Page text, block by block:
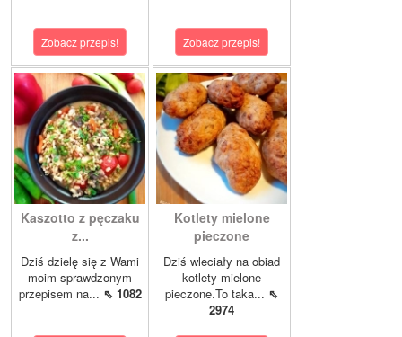
Zobacz przepis! Zobacz przepis!
Kaszotto z pęczaku
z...
Dziś dzielę się z Wami
moim sprawdzonym
przepisem na... ⇖ 1082
Kotlety mielone
pieczone
Dziś wleciały na obiad
kotlety mielone
pieczone.To taka... ⇖
2974